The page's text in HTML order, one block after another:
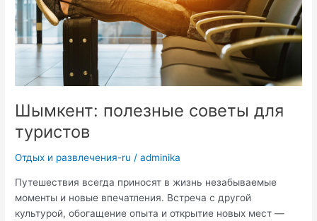
торжества
Шымкент: полезные советы для
туристов
Отдых и развлечения-ru /adminika
Путешествия всегда приносят в жизнь незабываемые
моменты и новые впечатления. Встреча с другой
культурой, обогащение опыта и открытие новых мест —